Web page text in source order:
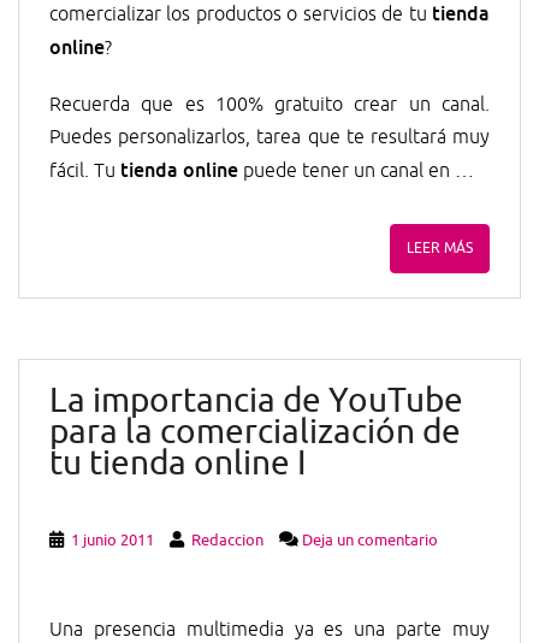
comercializar los productos o servicios de tu tienda
online?
Recuerda que es 100% gratuito crear un canal.
Puedes personalizarlos, tarea que te resultará muy
fácil. Tu tienda online puede tener un canal en …
LEER MÁS
La importancia de YouTube
para la comercialización de
tu tienda online I
1 junio 2011 Redaccion Deja un comentario
Una presencia multimedia ya es una parte muy